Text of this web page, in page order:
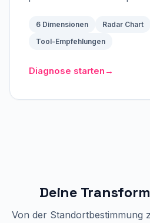
6 Dimensionen Radar Chart
Tool-Empfehlungen
Diagnose starten →
Deine
Von der Standortbestimmung